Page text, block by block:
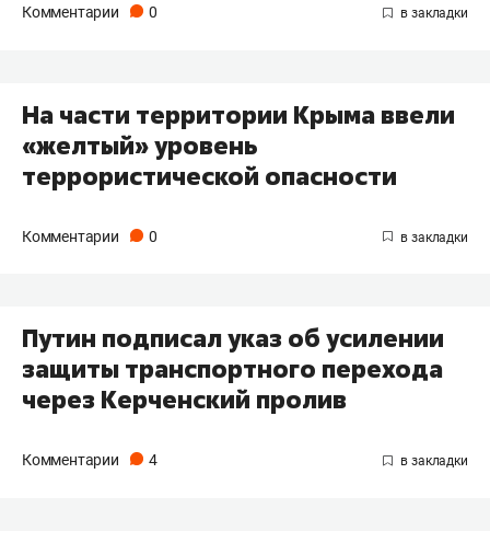
Комментарии 0
На части территории Крыма ввели
«желтый» уровень
террористической опасности
Комментарии 0
Путин подписал указ об усилении
защиты транспортного перехода
через Керченский пролив
Комментарии 4